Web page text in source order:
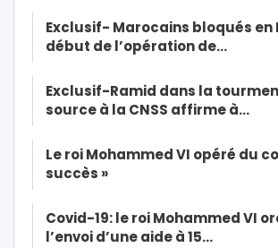
Exclusif- Marocains bloqués en
début de l’opération de…
Exclusif-Ramid dans la
source à la CNSS affirme à…
Le roi Mohammed VI opéré du
succès »
Covid-19: le roi Mohammed VI
l’envoi d’une aide à 15…